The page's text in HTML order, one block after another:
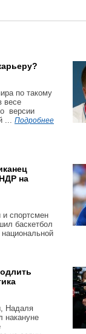
по такому
весе
версии
... Подробнее
на
и спортсмен
баскетбол
Надаля
накануне